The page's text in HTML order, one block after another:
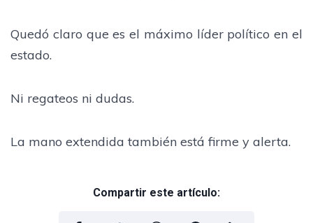
Quedó claro que es el máximo líder político en el
estado.
Ni regateos ni dudas.
La mano extendida también está firme y alerta.
Compartir este artículo: